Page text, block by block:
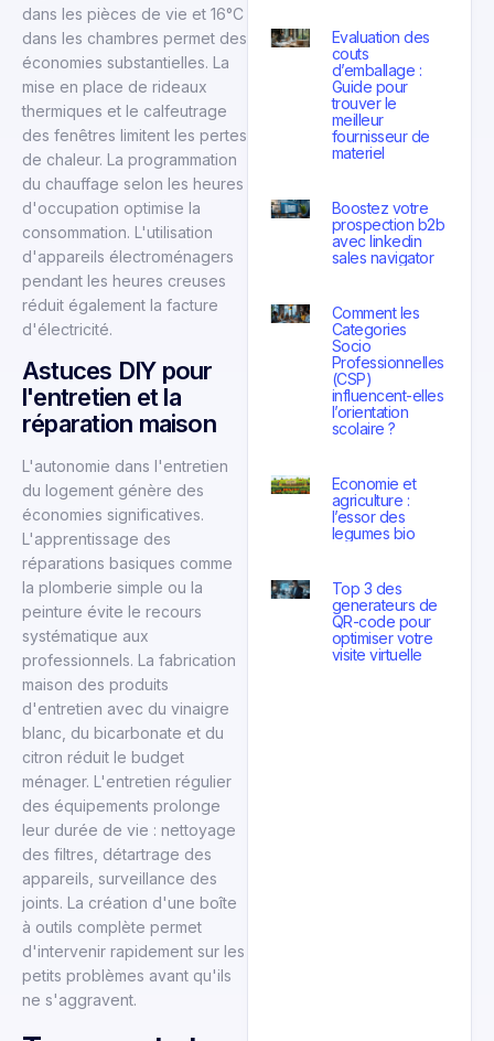
dans les pièces de vie et 16°C
dans les chambres permet des
économies substantielles. La
mise en place de rideaux
thermiques et le calfeutrage
des fenêtres limitent les pertes
de chaleur. La programmation
du chauffage selon les heures
d'occupation optimise la
consommation. L'utilisation
d'appareils électroménagers
pendant les heures creuses
réduit également la facture
d'électricité.
Astuces DIY pour
l'entretien et la
réparation maison
L'autonomie dans l'entretien
du logement génère des
économies significatives.
L'apprentissage des
réparations basiques comme
la plomberie simple ou la
peinture évite le recours
systématique aux
professionnels. La fabrication
maison des produits
d'entretien avec du vinaigre
blanc, du bicarbonate et du
citron réduit le budget
ménager. L'entretien régulier
des équipements prolonge
leur durée de vie : nettoyage
des filtres, détartrage des
appareils, surveillance des
joints. La création d'une boîte
à outils complète permet
d'intervenir rapidement sur les
petits problèmes avant qu'ils
ne s'aggravent.
Evaluation des
couts
d’emballage :
Guide pour
trouver le
meilleur
fournisseur de
materiel
Boostez votre
prospection b2b
avec linkedin
sales navigator
Comment les
Categories
Socio
Professionnelles
(CSP)
influencent-elles
l’orientation
scolaire ?
Economie et
agriculture :
l’essor des
legumes bio
Top 3 des
generateurs de
QR-code pour
optimiser votre
visite virtuelle